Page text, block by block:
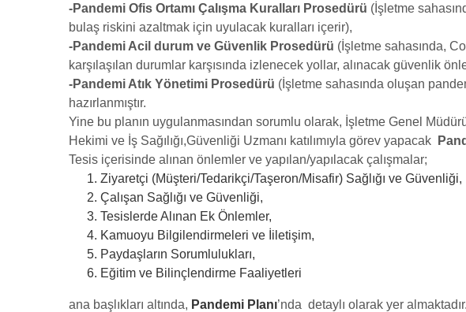
-Pandemi Ofis Ortamı Çalışma Kuralları Prosedürü (İşletme
bulaş riskini azaltmak için uyulacak kuralları içerir),
-Pandemi Acil durum ve Güvenlik Prosedürü (İşletme sahasında,
karşılaşılan durumlar karşısında izlenecek yollar, alınacak güvenlik
-Pandemi Atık Yönetimi Prosedürü (İşletme sahasında oluşan
hazırlanmıştır.
Yine bu planın uygulanmasından sorumlu olarak, İşletme Genel
Hekimi ve İş Sağılığı,Güvenliği Uzmanı katılımıyla görev yapacak
Tesis içerisinde alınan önlemler ve yapılan/yapılacak çalışmalar;
Ziyaretçi (Müşteri/Tedarikçi/Taşeron/Misafir) Sağlığı ve Güvenliği,
Çalışan Sağlığı ve Güvenliği,
Tesislerde Alınan Ek Önlemler,
Kamuoyu Bilgilendirmeleri ve İiletişim,
Paydaşların Sorumlulukları,
Eğitim ve Bilinçlendirme Faaliyetleri
ana başlıkları altında, Pandemi Planı’nda detaylı olarak yer almaktadır.